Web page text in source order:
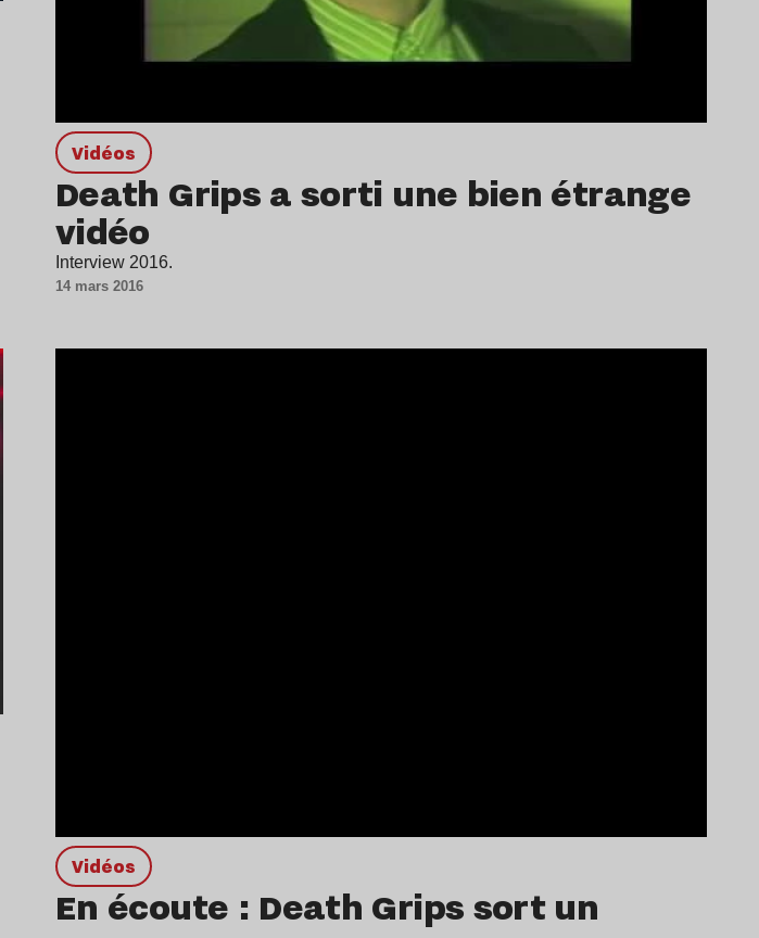
Vidéos
Death Grips a sorti une bien étrange
vidéo
Interview 2016.
14 mars 2016
Vidéos
En écoute : Death Grips sort un